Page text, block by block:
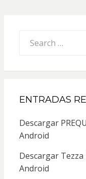
for:
ENTRADAS
Descargar
Android
Descargar
Android